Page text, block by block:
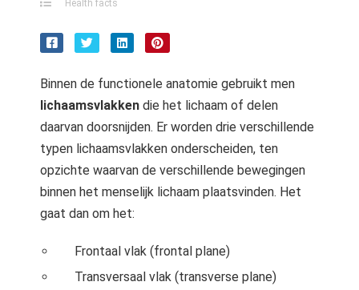
Health facts
Binnen de functionele anatomie gebruikt men
lichaamsvlakken die het lichaam of delen
daarvan doorsnijden. Er worden drie verschillende
typen lichaamsvlakken onderscheiden, ten
opzichte waarvan de verschillende bewegingen
binnen het menselijk lichaam plaatsvinden. Het
gaat dan om het:
Frontaal vlak (frontal plane)
Transversaal vlak (transverse plane)
Hierdoor
website-
van